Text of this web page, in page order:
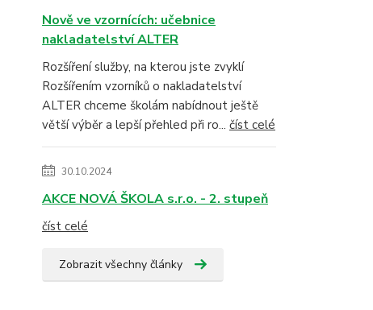
Nově ve vzornících: učebnice
nakladatelství ALTER
Rozšíření služby, na kterou jste zvyklí
Rozšířením vzorníků o nakladatelství
ALTER chceme školám nabídnout ještě
větší výběr a lepší přehled při ro... číst celé
30.10.2024
AKCE NOVÁ ŠKOLA s.r.o. - 2. stupeň
číst celé
Zobrazit všechny články